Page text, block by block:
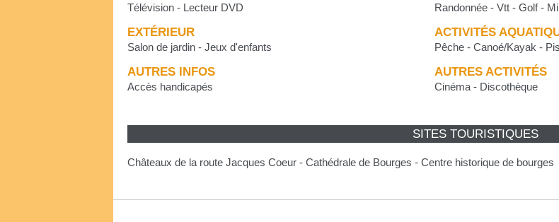
Télévision - Lecteur DVD
EXTÉRIEUR
Salon de jardin - Jeux d'enfants
AUTRES INFOS
Accès handicapés
Randonnée - Vtt - Golf -
ACTIVITÉS
Pêche - Canoé/Kayak -
AUTRES ACTIVITÉS
Cinéma - Discothèque
SITES TOURISTIQUES
Châteaux de la route Jacques Coeur - Cathédrale de Bourges - Centre historique de bourges